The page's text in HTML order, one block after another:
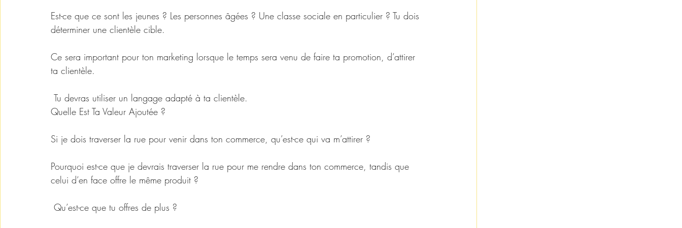
Est-ce que ce sont les jeunes ? Les personnes âgées ? Une classe sociale en particulier ? Tu dois
déterminer une clientèle cible.
Ce sera important pour ton marketing lorsque le temps sera venu de faire ta promotion, d’attirer
ta clientèle.
Tu devras utiliser un langage adapté à ta clientèle.
Quelle Est Ta Valeur Ajoutée ?
Si je dois traverser la rue pour venir dans ton commerce, qu’est-ce qui va m’attirer ?
Pourquoi est-ce que je devrais traverser la rue pour me rendre dans ton commerce, tandis que
celui d’en face offre le même produit ?
Qu’est-ce que tu offres de plus ?